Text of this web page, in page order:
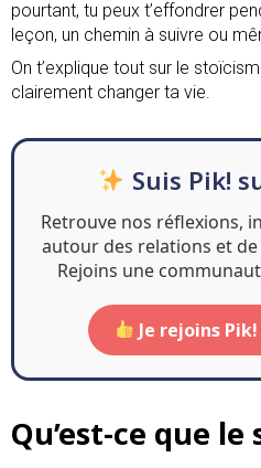
pourtant, tu peux t’effondrer
leçon, un chemin à suivre ou
On t’explique tout sur le
clairement changer ta vie.
Suis Pik!
Retrouve nos réflexions,
autour des relations et
Rejoins une
Je rejoins
Qu’est-ce que le